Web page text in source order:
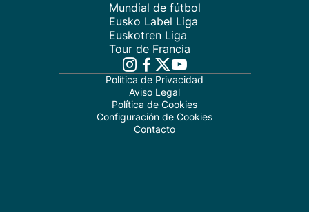
Mundial de fútbol
Eusko Label Liga
Euskotren Liga
Tour de Francia
Política de Privacidad
Aviso Legal
Política de Cookies
Configuración de Cookies
Contacto